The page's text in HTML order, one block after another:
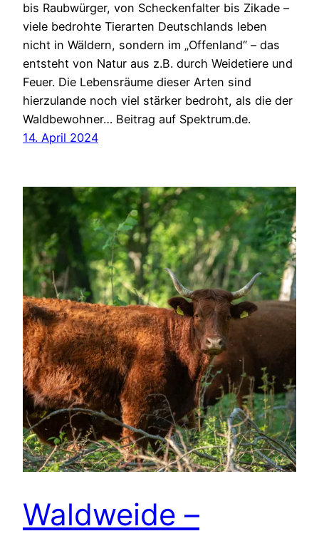
bis Raubwürger, von Scheckenfalter bis Zikade –
viele bedrohte Tierarten Deutschlands leben
nicht in Wäldern, sondern im „Offenland“ – das
entsteht von Natur aus z.B. durch Weidetiere und
Feuer. Die Lebensräume dieser Arten sind
hierzulande noch viel stärker bedroht, als die der
Waldbewohner… Beitrag auf Spektrum.de.
14. April 2024
Waldweide –